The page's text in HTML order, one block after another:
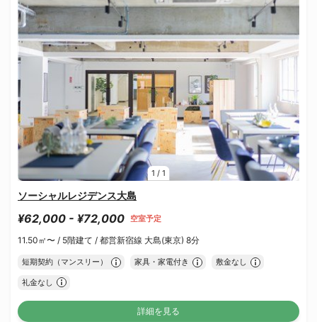
1 / 1
ソーシャルレジデンス大島
¥62,000 - ¥72,000 空室予定
11.50㎡〜 / 5階建て / 都営新宿線 大島(東京) 8分
短期契約（マンスリー） 家具・家電付き 敷金なし
礼金なし
詳細を見る